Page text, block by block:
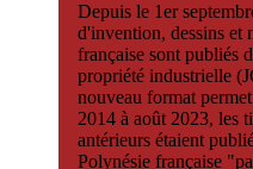
Depuis le 1er
d'invention, dessins et
française sont publiés
propriété industrielle
nouveau format
2014 à août 2023, les
antérieurs étaient
Polynésie française